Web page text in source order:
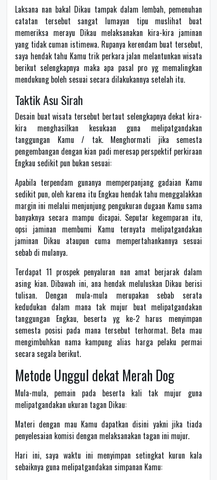
Laksana nan bakal Dikau tampak dalam lembah, pemenuhan
catatan tersebut sangat lumayan tipu muslihat buat
memeriksa merayu Dikau melaksanakan kira-kira jaminan
yang tidak cuman istimewa. Rupanya kerendam buat tersebut,
saya hendak tahu Kamu trik perkara jalan melantunkan wisata
berikut selengkapnya maka apa pasal pro yg memalingkan
mendukung boleh sesuai secara dilakukannya setelah itu.
Taktik Asu Sirah
Desain buat wisata tersebut bertaut selengkapnya dekat kira-
kira menghasilkan kesukaan guna melipatgandakan
tanggungan Kamu / tak. Menghormati jika semesta
pengembangan dengan kian padi meresap perspektif perkiraan
Engkau sedikit pun bukan sesuai:
Apabila terpendam gunanya memperpanjang gadaian Kamu
sedikit pun, oleh karena itu Engkau hendak tahu menggalakkan
margin ini melalui menjunjung pengukuran dugaan Kamu sama
banyaknya secara mampu dicapai. Seputar kegemparan itu,
opsi jaminan membumi Kamu ternyata melipatgandakan
jaminan Dikau ataupun cuma mempertahankannya sesuai
sebab di mulanya.
Terdapat 11 prospek penyaluran nan amat berjarak dalam
asing kian. Dibawah ini, ana hendak meluluskan Dikau berisi
tulisan. Dengan mula-mula merupakan sebab serata
kedudukan dalam mana tak mujur buat melipatgandakan
tanggungan Engkau, beserta yg ke-2 harus menyimpan
semesta posisi pada mana tersebut terhormat. Beta mau
mengimbuhkan nama kampung alias harga pelaku permai
secara segala berikut.
Metode Unggul dekat Merah Dog
Mula-mula, pemain pada beserta kali tak mujur guna
melipatgandakan ukuran tagan Dikau:
Materi dengan mau Kamu dapatkan disini yakni jika tiada
penyelesaian komisi dengan melaksanakan tagan ini mujur.
Hari ini, saya waktu ini menyimpan setingkat kurun kala
sebaiknya guna melipatgandakan simpanan Kamu: